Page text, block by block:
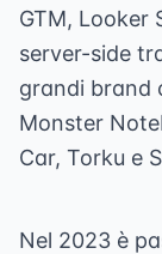
GTM, Looker
server-side
grandi brand
Monster
Car, Torku e
Nel 2023 è